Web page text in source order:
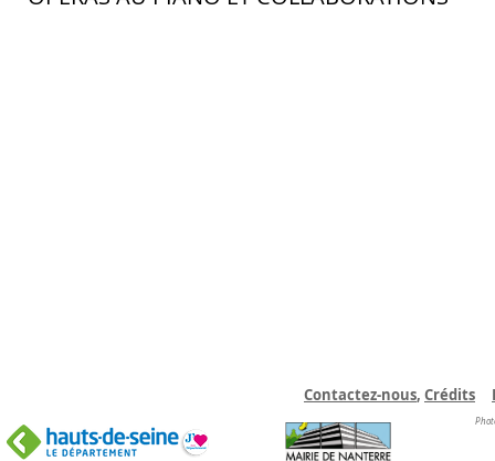
Contactez-nous, Crédits